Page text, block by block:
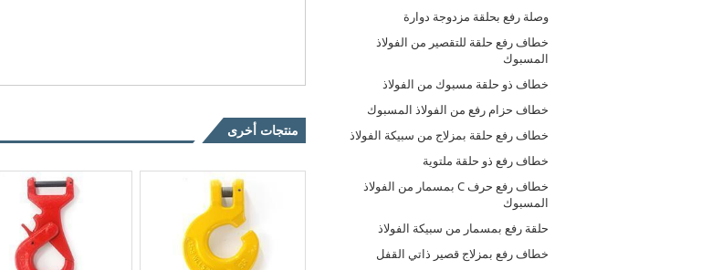
منتجات أخرى
وصلة رفع بحلقة مزدوجة دوارة
خطاف رفع حلقة للتقصير من الفولاذ
المسبوك
خطاف ذو حلقة مسبوك من الفولاذ
خطاف حزام رفع من الفولاذ المسبوك
خطاف رفع حلقة بمزلاج من سبيكة الفولاذ
خطاف رفع ذو حلقة ملتوية
خطاف رفع حرف C بمسمار من الفولاذ
المسبوك
حلقة رفع بمسمار من سبيكة الفولاذ
خطاف رفع بمزلاج قصير ذاتي القفل